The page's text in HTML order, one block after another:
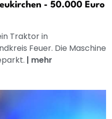
- 50.000 Euro
Traktor in
Feuer. Die Maschine
| mehr